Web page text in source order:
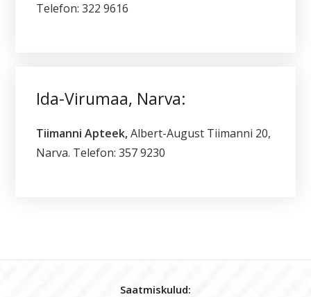
Telefon: 322 9616
Ida-Virumaa, Narva:
Tiimanni Apteek,Albert-August Tiimanni 20,
Narva. Telefon: 357 9230
Saatmiskulud: